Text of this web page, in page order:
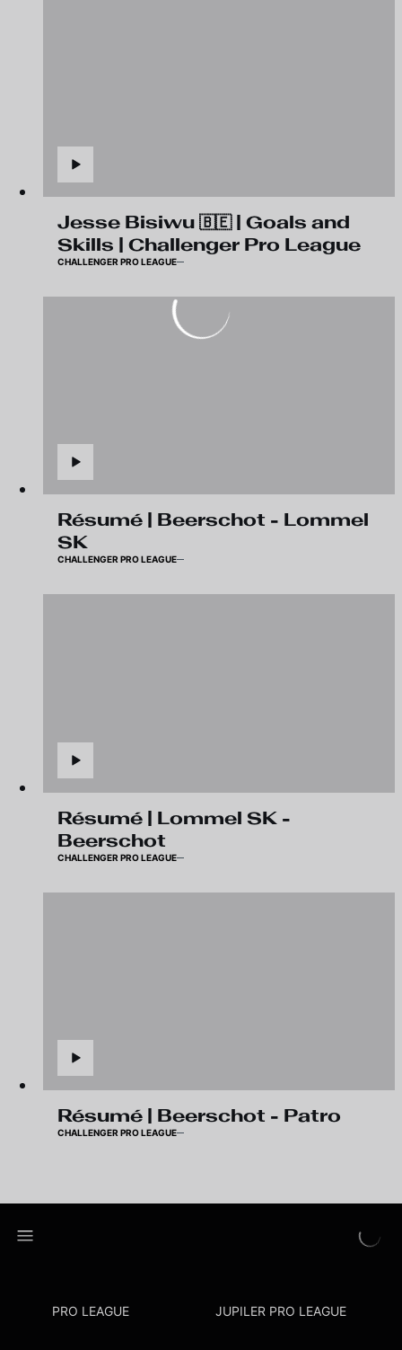
Jesse Bisiwu 🇧🇪 | Goals and
Skills | Challenger Pro League
CHALLENGER PRO LEAGUE
Résumé | Beerschot - Lommel
SK
CHALLENGER PRO LEAGUE
Résumé | Lommel SK -
Beerschot
CHALLENGER PRO LEAGUE
Résumé | Beerschot - Patro
CHALLENGER PRO LEAGUE
PRO LEAGUE JUPILER PRO LEAGUE